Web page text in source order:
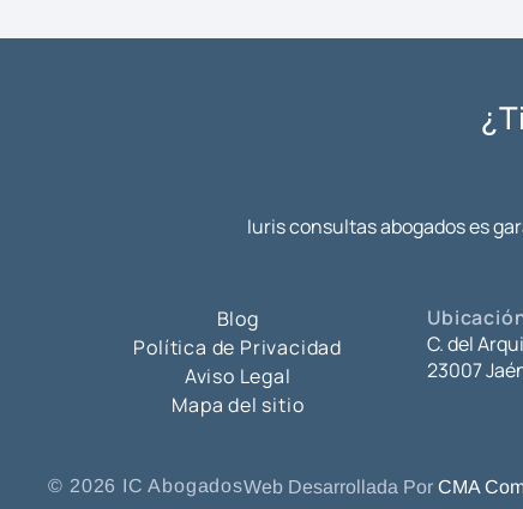
Iuris consultas abogados es
Blog
Política de Privacidad
Aviso Legal
Mapa del sitio
C. del
23007
© 2026 IC AbogadosWeb Desarrollada Por CMA